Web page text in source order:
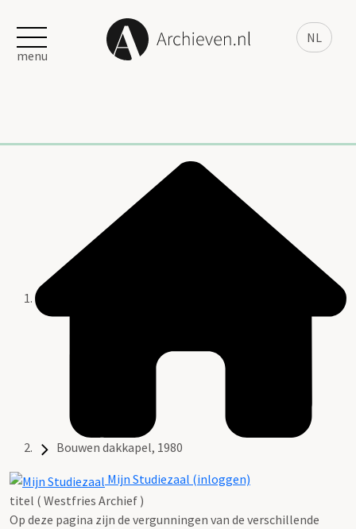
NL
menu
Bouwen dakkapel, 1980
Mijn Studiezaal (inloggen)
titel ( Westfries Archief )
Op deze pagina zijn de vergunningen van de verschillende